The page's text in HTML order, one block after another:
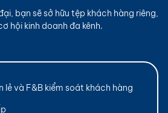
bạn sẽ sở hữu tệp khách hàng riêng,
hội kinh doanh đa kênh.
lẻ và F&B kiểm soát khách hàng